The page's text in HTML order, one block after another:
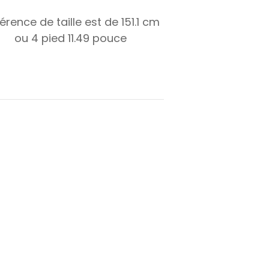
de taille est de151.1 cm
ou 4 pied 11.49 pouce